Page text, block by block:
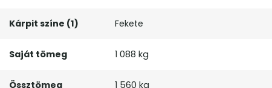
Kárpit színe (1) Fekete
Saját tömeg 1 088 kg
Össztömeg 1 560 kg